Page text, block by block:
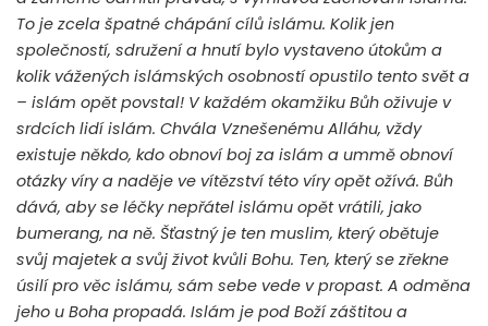
To je zcela špatné chápání cílů islámu. Kolik jen
společností, sdružení a hnutí bylo vystaveno útokům a
kolik vážených islámských osobností opustilo tento svět a
– islám opět povstal! V každém okamžiku Bůh oživuje v
srdcích lidí islám. Chvála Vznešenému Alláhu, vždy
existuje někdo, kdo obnoví boj za islám a ummě obnoví
otázky víry a naděje ve vítězství této víry opět ožívá. Bůh
dává, aby se léčky nepřátel islámu opět vrátili, jako
bumerang, na ně. Šťastný je ten muslim, který obětuje
svůj majetek a svůj život kvůli Bohu. Ten, který se zřekne
úsilí pro věc islámu, sám sebe vede v propast. A odměna
jeho u Boha propadá. Islám je pod Boží záštitou a